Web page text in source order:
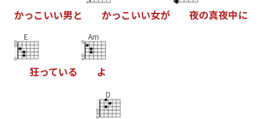
かっこいい男と かっこいい女が 夜の真夜中に
E
狂っている
Am
よ
D